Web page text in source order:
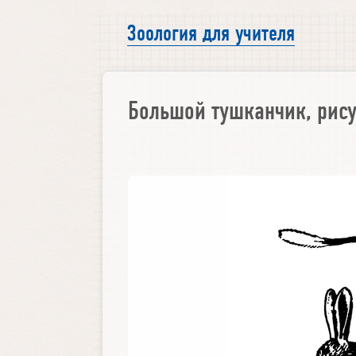
Зоология для учителя
Большой тушканчик,